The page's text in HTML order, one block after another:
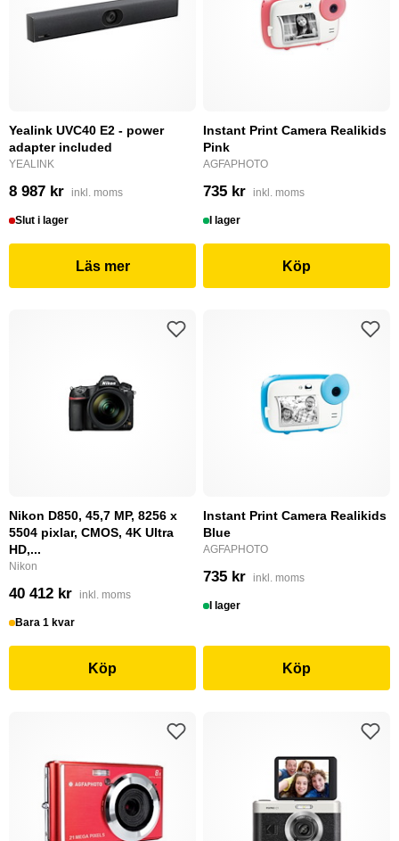
Yealink UVC40 E2 - power
adapter included
YEALINK
8 987 kr inkl. moms
Slut i lager
Läs mer
Instant Print Camera Realikids
Pink
AGFAPHOTO
735 kr inkl. moms
I lager
Köp
Nikon D850, 45,7 MP, 8256 x
5504 pixlar, CMOS, 4K Ultra
HD,...
Nikon
40 412 kr inkl. moms
Bara 1 kvar
Köp
Instant Print Camera Realikids
Blue
AGFAPHOTO
735 kr inkl. moms
I lager
Köp